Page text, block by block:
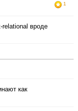
1
relational вроде
как